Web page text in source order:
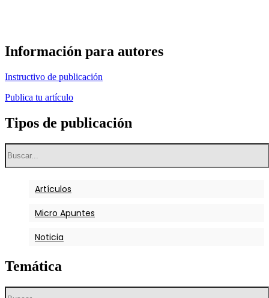
Información para autores
Instructivo de publicación
Publica tu artículo
Tipos de publicación
Artículos
Micro Apuntes
Noticia
Temática